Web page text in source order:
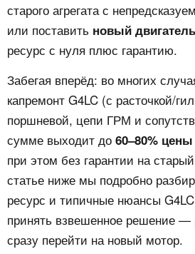
старого агрегата с
или поставить новый двигатель
ресурс с нуля плюс гарантию.
Забегая вперёд: во многих
капремонт G4LC (с расточкой/
поршневой, цепи ГРМ и
сумме выходит до 60–80%
при этом без гарантии на
статье ниже мы подробно
ресурс и типичные нюансы
принять взвешенное решение —
сразу перейти на новый мотор.